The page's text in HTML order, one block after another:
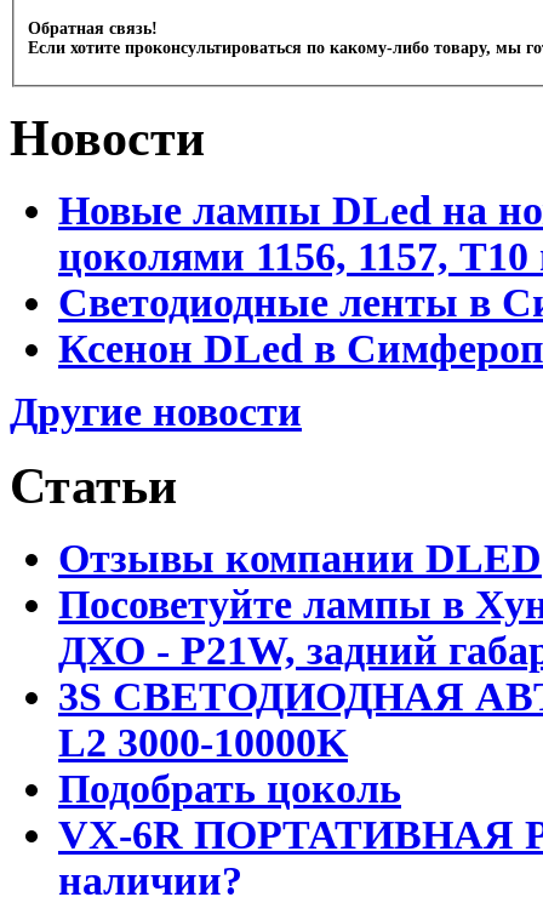
Обратная связь!
Если хотите проконсультироваться по какому-либо товару, мы
Новости
Новые лампы DLed на
цоколями 1156, 1157,
Светодиодные ленты в
Ксенон DLed в
Другие новости
Статьи
Отзывы компании DLED
Посоветуйте лампы в
ДХО - P21W, задний
3S СВЕТОДИОДНАЯ
L2 3000-10000K
Подобрать цоколь
VX-6R ПОРТАТИВНАЯ
наличии?